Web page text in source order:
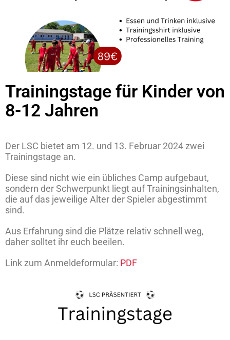
Trainingstage für Kinder von
8-12 Jahren
Der LSC bietet am 12. und 13. Februar 2024 zwei
Trainingstage an.
Diese sind nicht wie ein übliches Camp aufgebaut,
sondern der Schwerpunkt liegt auf Trainingsinhalten,
die auf das jeweilige Alter der Spieler abgestimmt
sind.
Aus Erfahrung sind die Plätze relativ schnell weg,
daher solltet ihr euch beeilen.
Link zum Anmeldeformular: PDF